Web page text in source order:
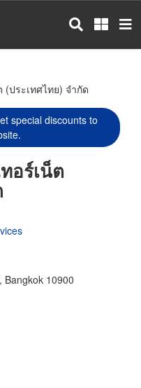
(ประเทศไทย) จำกัด
special discounts to
อร์เน็ต
Bangkok 10900